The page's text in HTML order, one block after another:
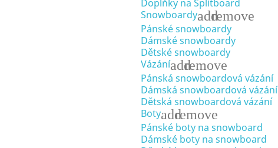
Doplňky na Splitboard
Snowboardyaddremove
Pánské snowboardy
Dámské snowboardy
Dětské snowboardy
Vázáníaddremove
Pánská snowboardová vázání
Dámská snowboardová vázání
Dětská snowboardová vázání
Botyaddremove
Pánské boty na snowboard
Dámské boty na snowboard